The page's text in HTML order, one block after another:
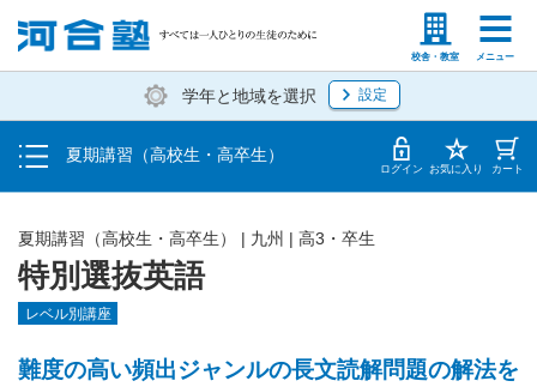
校舎・教室 メニュー
塾生の方 高等学校の先生
学年と地域を選択 設定
夏期講習（高校生・高卒生）
受講料・お申し込み方法
受講開始までの流れ
校舎・教室一覧 ログイン お気に入り カート
特別選抜英語
夏期講習（高校生・高卒生） | 九州 | 高3・卒生
レベル別講座
難度の高い頻出ジャンルの長文読解問題の解法を